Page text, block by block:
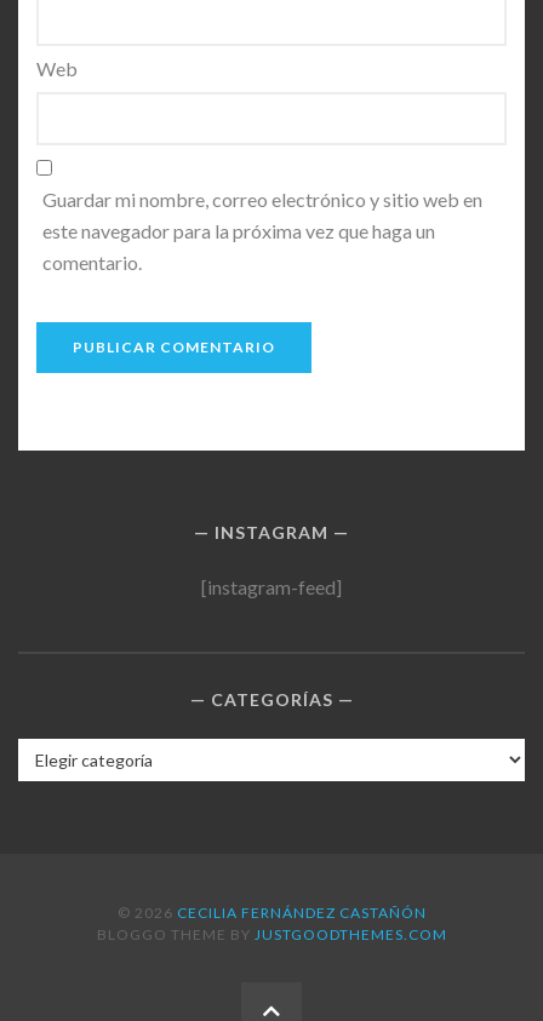
Web
Guardar mi nombre, correo electrónico y sitio web en
este navegador para la próxima vez que haga un
comentario.
INSTAGRAM
[instagram-feed]
CATEGORÍAS
Categorías
© 2026 CECILIA FERNÁNDEZ CASTAÑÓN
BLOGGO THEME BY JUSTGOODTHEMES.COM
BACK